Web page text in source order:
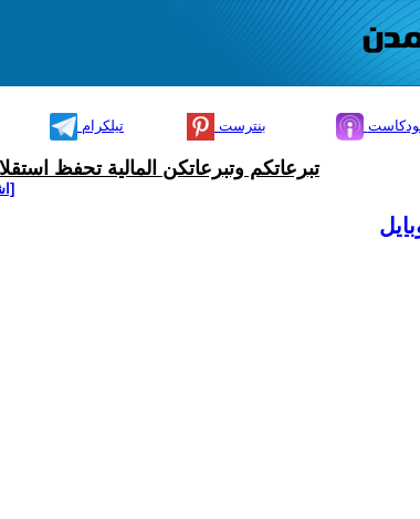
تيلكرام بنترست
تبرعاتكم وتبرعاتكن المالية تحفظ